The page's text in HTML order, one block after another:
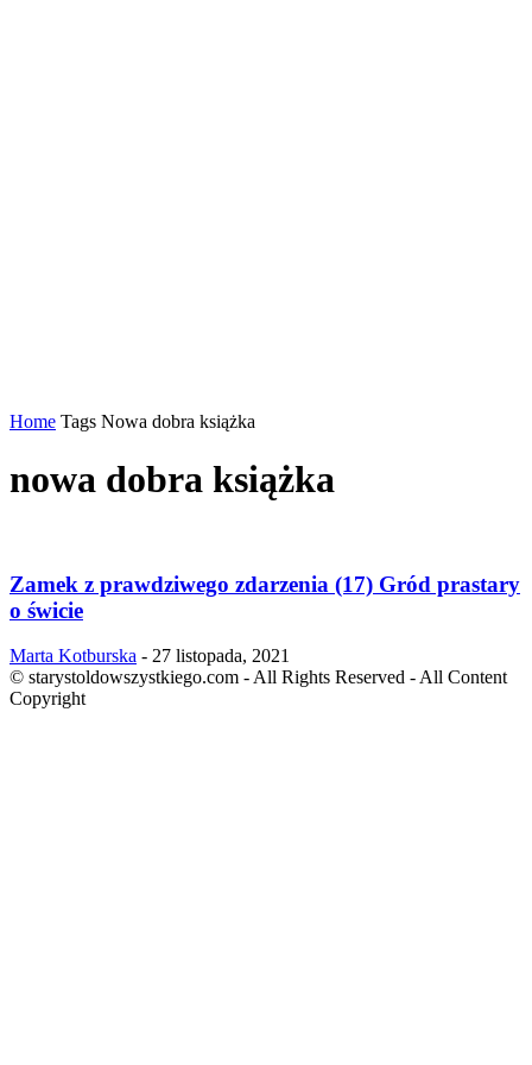
Home Tags Nowa dobra książka
nowa dobra książka
Zamek z prawdziwego zdarzenia (17) Gród prastary
o świcie
Marta Kotburska - 27 listopada, 2021
© starystoldowszystkiego.com - All Rights Reserved - All Content
Copyright